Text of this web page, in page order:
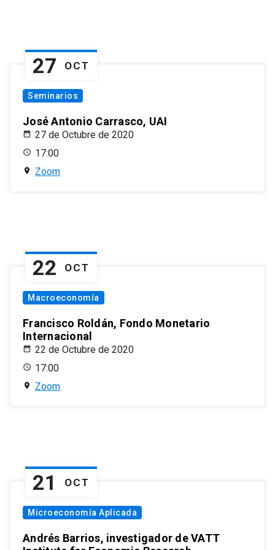
27 OCT
Seminarios
José Antonio Carrasco, UAI
27 de Octubre de 2020
17:00
Zoom
22 OCT
Macroeconomía
Francisco Roldán, Fondo Monetario
Internacional
22 de Octubre de 2020
17:00
Zoom
21 OCT
Microeconomía Aplicada
Andrés Barrios, investigador de VATT